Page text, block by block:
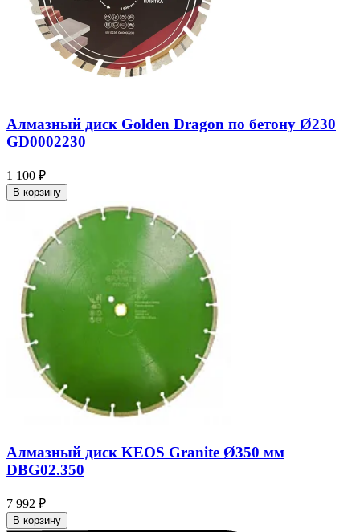
Алмазный диск Golden Dragon по бетону Ø230
GD0002230
1 100 ₽
В корзину
Алмазный диск KEOS Granite Ø350 мм
DBG02.350
7 992 ₽
В корзину